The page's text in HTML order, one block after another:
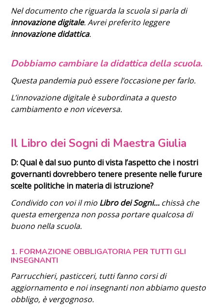
Nel documento che riguarda la scuola si parla di
innovazione digitale.Avrei preferito leggere
innovazione didattica.
Dobbiamo cambiare la didattica della scuola.
Questa pandemia può essere l’occasione per farlo.
L’innovazione digitale è subordinata a questo
cambiamento e non viceversa.
Il Libro dei Sogni di Maestra Giulia
D: Qual è dal suo punto di vista l’aspetto che i nostri
governanti dovrebbero tenere presente nelle furure
scelte politiche in materia di istruzione?
Condivido con voi il mio Libro dei Sogni…chissà che
questa emergenza non possa portare qualcosa di
buono nella scuola.
1. FORMAZIONE OBBLIGATORIA PER TUTTI GLI
INSEGNANTI
Parrucchieri, pasticceri, tutti fanno corsi di
aggiornamento e noi insegnanti non abbiamo questo
obbligo, è vergognoso.